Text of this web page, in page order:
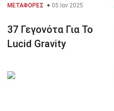
ΜΕΤΑΦΟΡΈΣ 05 Ιαν 2025
37 Γεγονότα Για Το
Lucid Gravity